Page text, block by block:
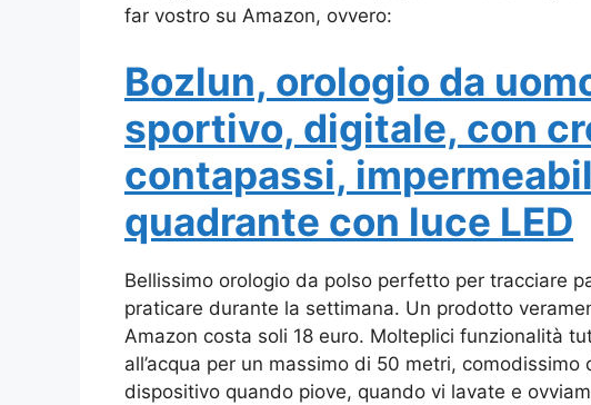
far vostro su Amazon, ovvero:
Bozlun, orologio da
sportivo, digitale, con
contapassi,
quadrante con luce LED
Bellissimo orologio da polso perfetto per tracciare
praticare durante la settimana. Un prodotto
Amazon costa soli 18 euro. Molteplici funzionalità
all’acqua per un massimo di 50 metri,
dispositivo quando piove, quando vi lavate e